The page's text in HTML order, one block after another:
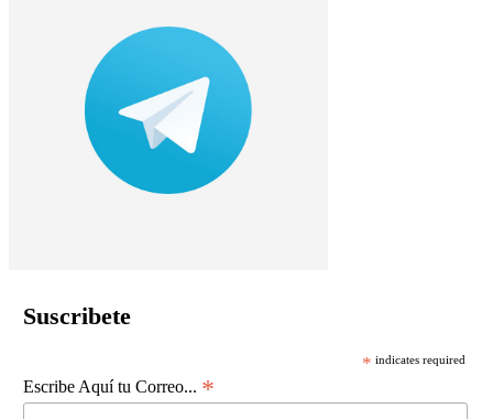
Suscribete
* indicates required
Escribe Aquí tu Correo... *